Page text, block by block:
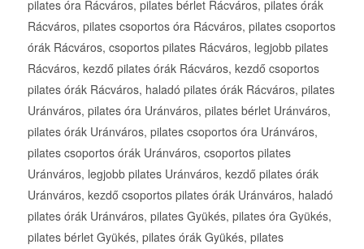
pilates óra Rácváros, pilates bérlet Rácváros, pilates órák
Rácváros, pilates csoportos óra Rácváros, pilates csoportos
órák Rácváros, csoportos pilates Rácváros, legjobb pilates
Rácváros, kezdő pilates órák Rácváros, kezdő csoportos
pilates órák Rácváros, haladó pilates órák Rácváros, pilates
Uránváros, pilates óra Uránváros, pilates bérlet Uránváros,
pilates órák Uránváros, pilates csoportos óra Uránváros,
pilates csoportos órák Uránváros, csoportos pilates
Uránváros, legjobb pilates Uránváros, kezdő pilates órák
Uránváros, kezdő csoportos pilates órák Uránváros, haladó
pilates órák Uránváros, pilates Gyükés, pilates óra Gyükés,
pilates bérlet Gyükés, pilates órák Gyükés, pilates